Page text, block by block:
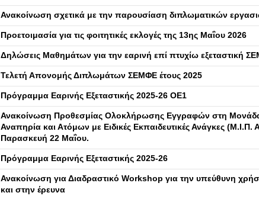
Ανακοίνωση σχετικά με την παρουσίαση διπλωματικών
Προετοιμασία για τις φοιτητικές εκλογές της 13ης Μαΐου 2026
Δηλώσεις Μαθημάτων για την εαρινή επί πτυχίω εξεταστική
Τελετή Απονομής Διπλωμάτων ΣΕΜΦΕ έτους 2025
Πρόγραμμα Εαρινής Εξεταστικής 2025-26 ΟΕ1
Ανακοίνωση Προθεσμίας Ολοκλήρωσης Εγγραφών στη
Αναπηρία και Ατόμων με Ειδικές Εκπαιδευτικές Ανάγκες
Παρασκευή 22 Μαΐου.
Πρόγραμμα Εαρινής Εξεταστικής 2025-26
Ανακοίνωση για Διαδραστικό Workshop για την υπεύθυνη
και στην έρευνα